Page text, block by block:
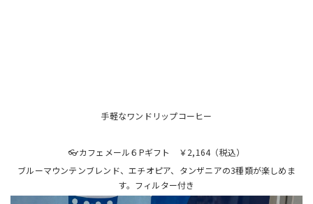
手軽なワンドリップコーヒー
👓カフェメール６Pギフト ￥2,164（税込）
ブルーマウンテンブレンド、エチオピア、タンザニアの3種類が楽しめま
す。フィルター付き